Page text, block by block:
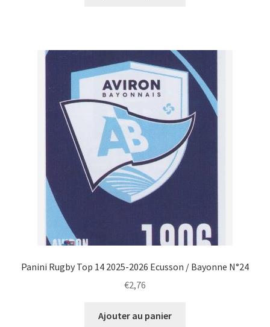
Panini Rugby Top 14 2025-2026 Ecusson / Bayonne N°24
€2,76
Ajouter au panier